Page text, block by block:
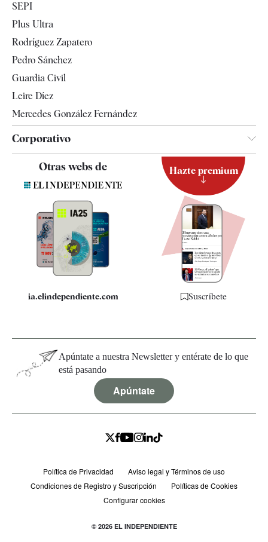
Televisión
SEPI
Plus Ultra
Rodríguez Zapatero
Pedro Sánchez
Guardia Civil
Leire Díez
Mercedes González Fernández
Corporativo
Contacto
Quiénes somos
Especificaciones
Otras webs de
ia.elindependiente.com
Hazte premium
Suscríbete
Apúntate a nuestra Newsletter y entérate de lo que
está pasando
Apúntate
Política de Privacidad
Aviso legal y Términos de uso
Condiciones de Registro y Suscripción
Políticas de Cookies
Configurar cookies
© 2026 EL INDEPENDIENTE